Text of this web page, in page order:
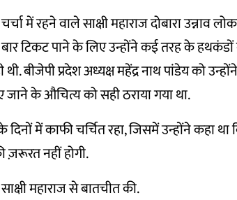
में रहने वाले साक्षी महाराज दोबारा उन्नाव
टिकट पाने के लिए उन्होंने कई तरह के
बीजेपी प्रदेश अध्यक्ष महेंद्र नाथ पांडेय को
के औचित्य को सही ठराया गया था.
में काफी चर्चित रहा, जिसमें उन्होंने कहा
नहीं होगी.
महाराज से बातचीत की.